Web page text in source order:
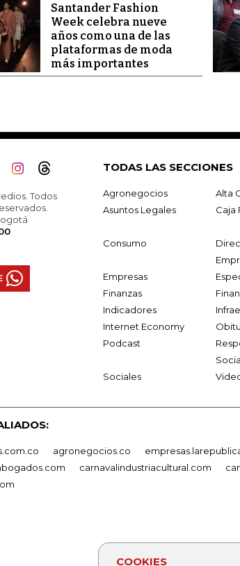
COOKIES
Santander Fashion
Week celebra nueve
años como una de las
plataformas de moda
más importantes
Todos
TODAS LAS SECCIONES
Agronegocios Alta
Asuntos Legales
Caja
Consumo
Empresas
Finanzas
Indicadores
Internet Economy
Podcast
Sociales
agronegocios.co
carnavalindustriacultural.com